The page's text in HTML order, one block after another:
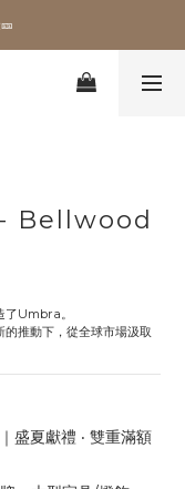
- Bellwood
了Umbra。
推動下，從全球市場汲取
盛夏獻禮 ‧ 雙重滿額